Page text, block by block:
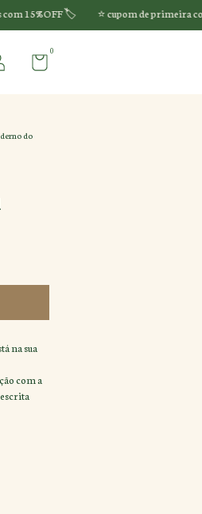
⭐️ cupom de primeira compra:
0
do
na sua
com a